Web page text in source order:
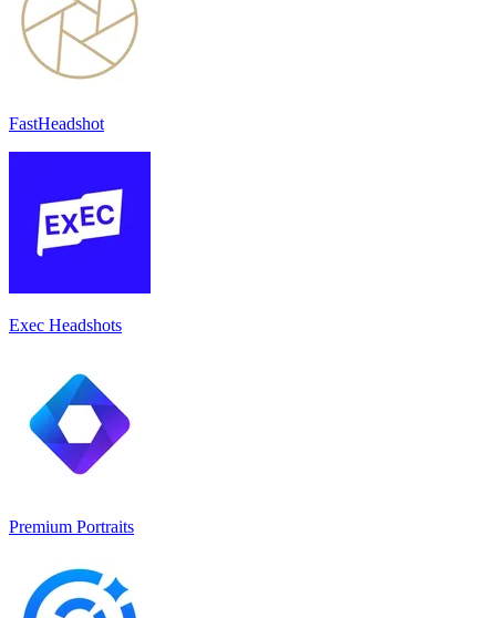
FastHeadshot
Exec Headshots
Premium Portraits